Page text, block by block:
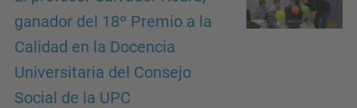
ganador del 18º Premio a la
Calidad en la Docencia
Universitaria del Consejo
Social de la UPC